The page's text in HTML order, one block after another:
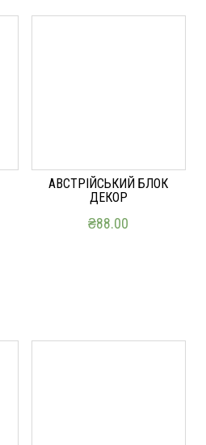
АВСТРІЙСЬКИЙ БЛОК
ДЕКОР
₴88.00